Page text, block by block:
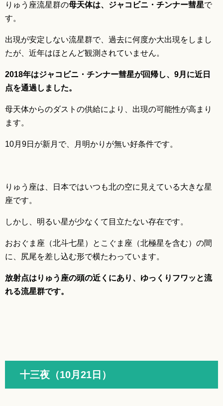
りゅう座流星群の母天体は、ジャコビニ・チンナー彗星で
す。
出現が安定しない流星群で、過去に何度か大出現をしまし
たが、近年はほとんど観測されていません。
2018年はジャコビニ・チンナー彗星が回帰し、9月に近日
点を通過しました。
母天体からのダストの供給により、出現の可能性が高まり
ます。
10月9日が新月で、月明かりが無い好条件です。
りゅう座は、日本ではいつも北の空に見えている大きな星
座です。
しかし、明るい星が少なくて目立たない存在です。
おおぐま座（北斗七星）とこぐま座（北極星を含む）の間
に、尻尾を差し込む形で横たわっています。
放射点はりゅう座の頭の近くにあり、ゆっくりフワッと流
れる流星群です。
十三夜（10月21日）